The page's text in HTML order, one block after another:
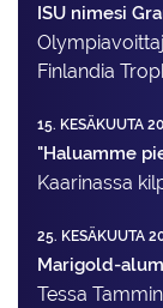
ISU nimesi
Finlandia
15. KESÄKUUTA
"Haluamme
Kaarinassa
25. KESÄKUUTA
Marigold-
Tessa